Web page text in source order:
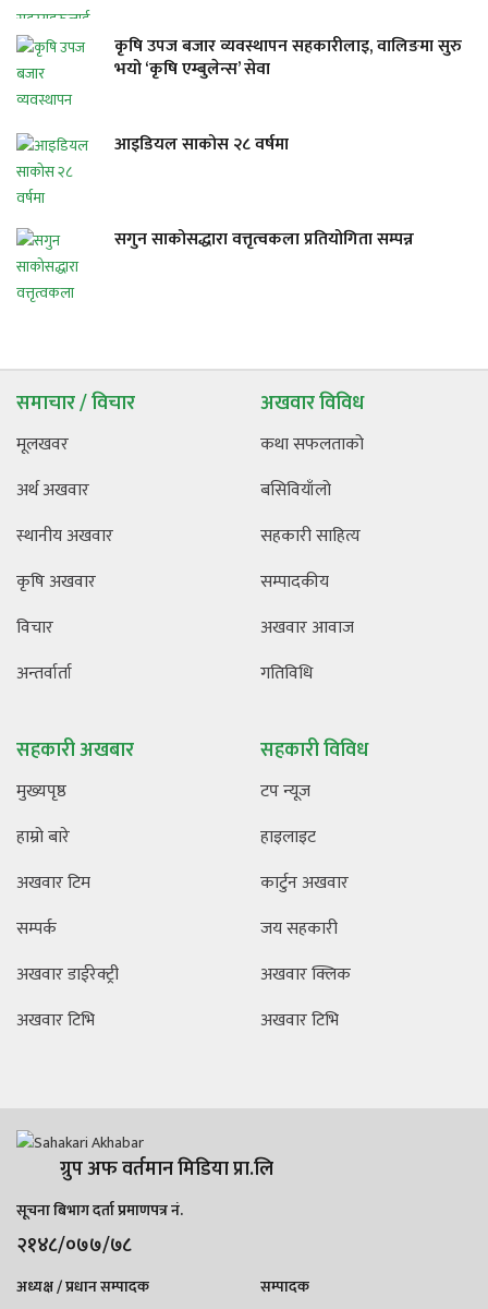
कृषि उपज बजार व्यवस्थापन सहकारीलाइ, वालिङमा सुरु
भयो ‘कृषि एम्बुलेन्स’ सेवा
आइडियल साकोस २८ वर्षमा
सगुन साकोसद्धारा वत्तृत्वकला प्रतियोगिता सम्पन्न
समाचार / विचार
मूलखवर
अर्थ अखवार
स्थानीय अखवार
कृषि अखवार
विचार
अन्तर्वार्ता
अखवार विविध
कथा सफलताको
बसिवियाँलो
सहकारी साहित्य
सम्पादकीय
अखवार आवाज
गतिविधि
सहकारी अखबार
मुख्यपृष्ठ
हाम्रो बारे
अखवार टिम
सम्पर्क
अखवार डाईरेक्ट्री
अखवार टिभि
सहकारी विविध
टप न्यूज
हाइलाइट
कार्टुन अखवार
जय सहकारी
अखवार क्लिक
अखवार टिभि
ग्रुप अफ वर्तमान मिडिया प्रा.लि
सूचना बिभाग दर्ता प्रमाणपत्र नं.
२१४८/०७७/७८
अध्यक्ष / प्रधान सम्पादक सम्पादक